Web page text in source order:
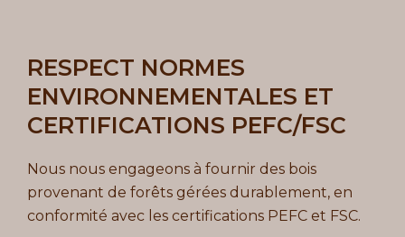
RESPECT NORMES
ENVIRONNEMENTALES ET
CERTIFICATIONS PEFC/FSC
Nous nous engageons à fournir des bois
provenant de forêts gérées durablement, en
conformité avec les certifications PEFC et FSC.